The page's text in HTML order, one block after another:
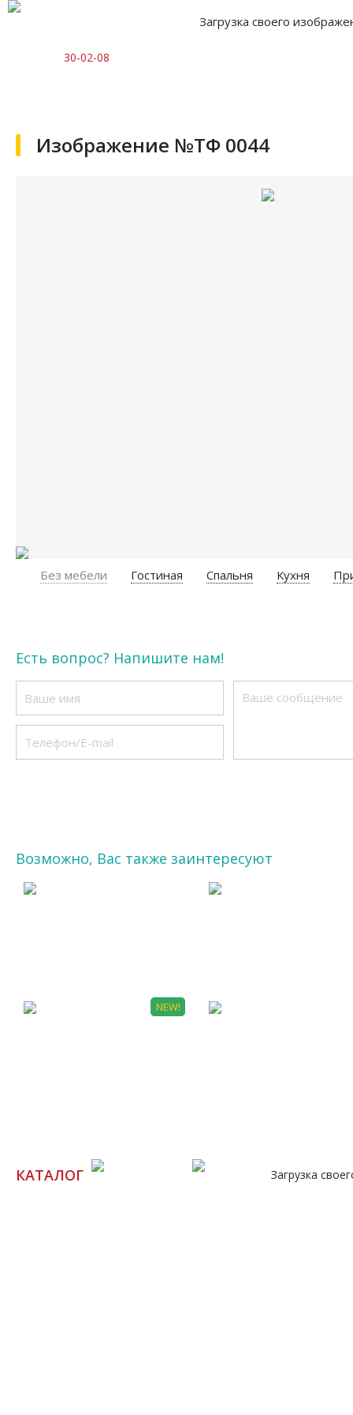
30-02-08
Загрузка своего
Изображение №ТФ 0044
Без мебели Гостиная Спальня Кухня
Есть вопрос? Напишите нам!
Возможно, Вас также заинтересуют
NEW!
КАТАЛОГ Загрузка